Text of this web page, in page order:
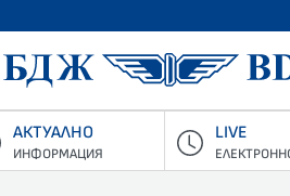
АКТУАЛНО
ИНФОРМАЦИЯ
LIVE